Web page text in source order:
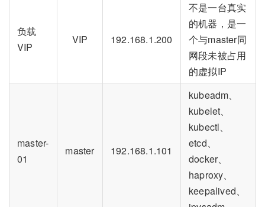
负载
VIP
VIP 192.168.1.200
不是一台真实
的机器，是一
个与master同
网段未被占用
的虚拟IP
master-
01
master 192.168.1.101
kubeadm、
kubelet、
kubectl、
etcd、
docker、
haproxy、
keepalived、